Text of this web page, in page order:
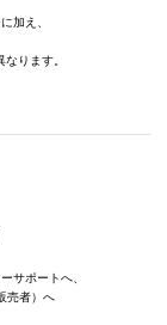
加え、
ります。
サポートへ、
売者）へ